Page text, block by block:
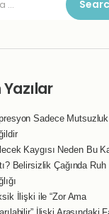
Sadece Mutsuzluk
Kaygısı Neden Bu
Belirsizlik Çağında Ruh
İlişki ile “Zor Ama